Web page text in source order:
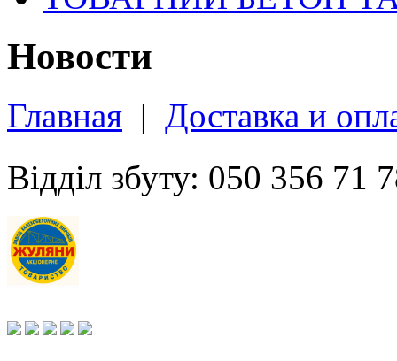
Новости
Главная | Доставка и
Відділ збуту: 050 356 71